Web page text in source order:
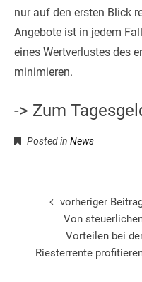
nur auf den ersten Blick
Angebote ist in jedem
eines Wertverlustes des
minimieren.
-> Zum
Posted in News
vorheriger
Von
Vorteilen bei
Riesterrente